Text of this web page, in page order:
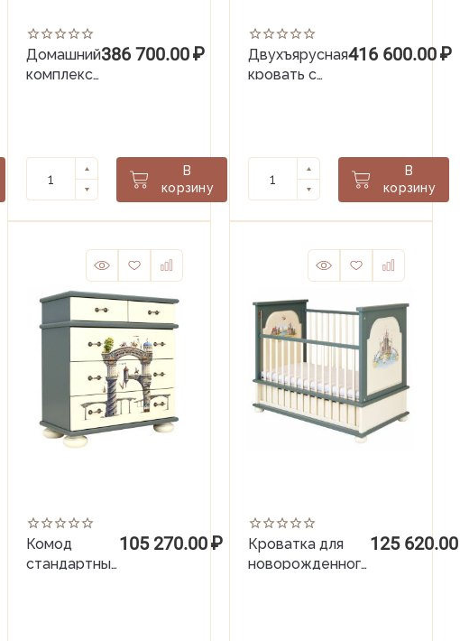
Домашний
комплекс
386 700.00₽
В
корзину
Двухъярусная
кровать с
шкафом
OXFORD
416 600.00₽
В
корзину
Комод
стандартный
105 270.00₽
Кроватка для
новорожденного
125 620.00